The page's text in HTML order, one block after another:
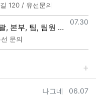
120 / 유선문의
등록일
07.30
"서울 수도권 현장"을 같이 할 TM 총괄, 본부, 팀, 팀원 모집
문의
등록자
나그네 등록일
06.07